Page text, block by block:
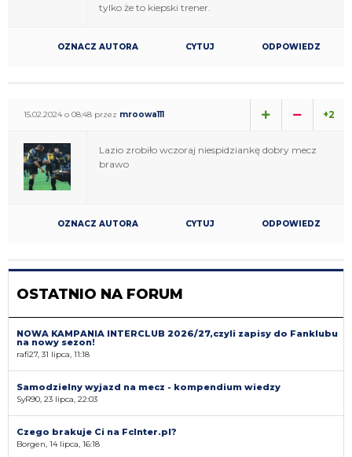
tylko że to kiepski trener.
OZNACZ AUTORA CYTUJ ODPOWIEDZ
15.02.2024 o 08:48 przez mroowa111 +2
Lazio zrobiło wczoraj niespidziankę dobry mecz
brawo
OZNACZ AUTORA CYTUJ ODPOWIEDZ
OSTATNIO NA FORUM
NOWA KAMPANIA INTERCLUB 2026/27,czyli zapisy do Fanklubu
na nowy sezon!
rafi27, 31 lipca, 11:18
Samodzielny wyjazd na mecz - kompendium wiedzy
SyR90, 23 lipca, 22:03
Czego brakuje Ci na FcInter.pl?
Borgen, 14 lipca, 16:18